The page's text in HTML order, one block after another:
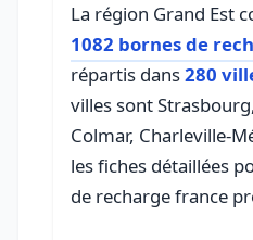
La région Grand Est
1082 bornes de
répartis dans280
villes sont
Colmar, Charleville-
les fiches détaillées
de recharge france